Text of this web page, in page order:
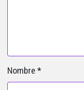
Nombre *